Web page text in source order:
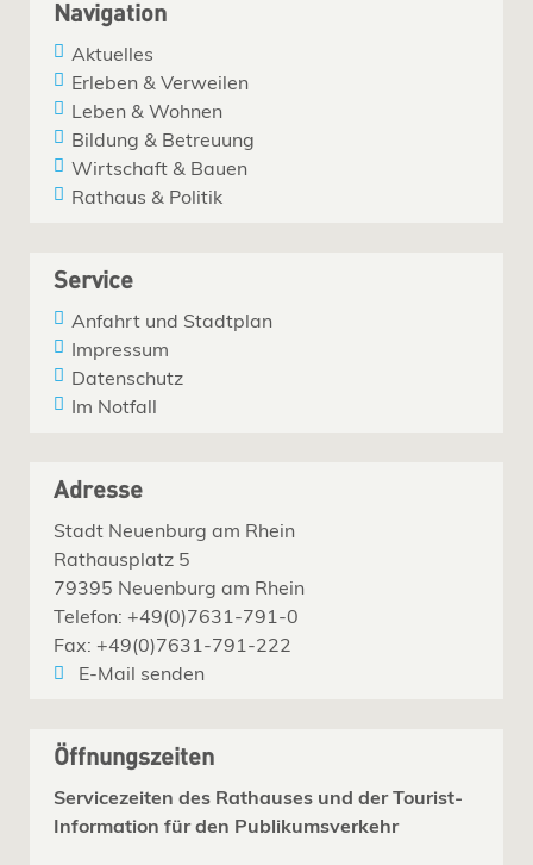
Navigation
Aktuelles
Erleben & Verweilen
Leben & Wohnen
Bildung & Betreuung
Wirtschaft & Bauen
Rathaus & Politik
Service
Anfahrt und Stadtplan
Impressum
Datenschutz
Im Notfall
Adresse
Stadt Neuenburg am Rhein
Rathausplatz 5
79395 Neuenburg am Rhein
Telefon: +49(0)7631-791-0
Fax: +49(0)7631-791-222
E-Mail senden
Öffnungszeiten
Servicezeiten des Rathauses und der Tourist-
Information für den Publikumsverkehr